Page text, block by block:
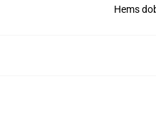
Hems